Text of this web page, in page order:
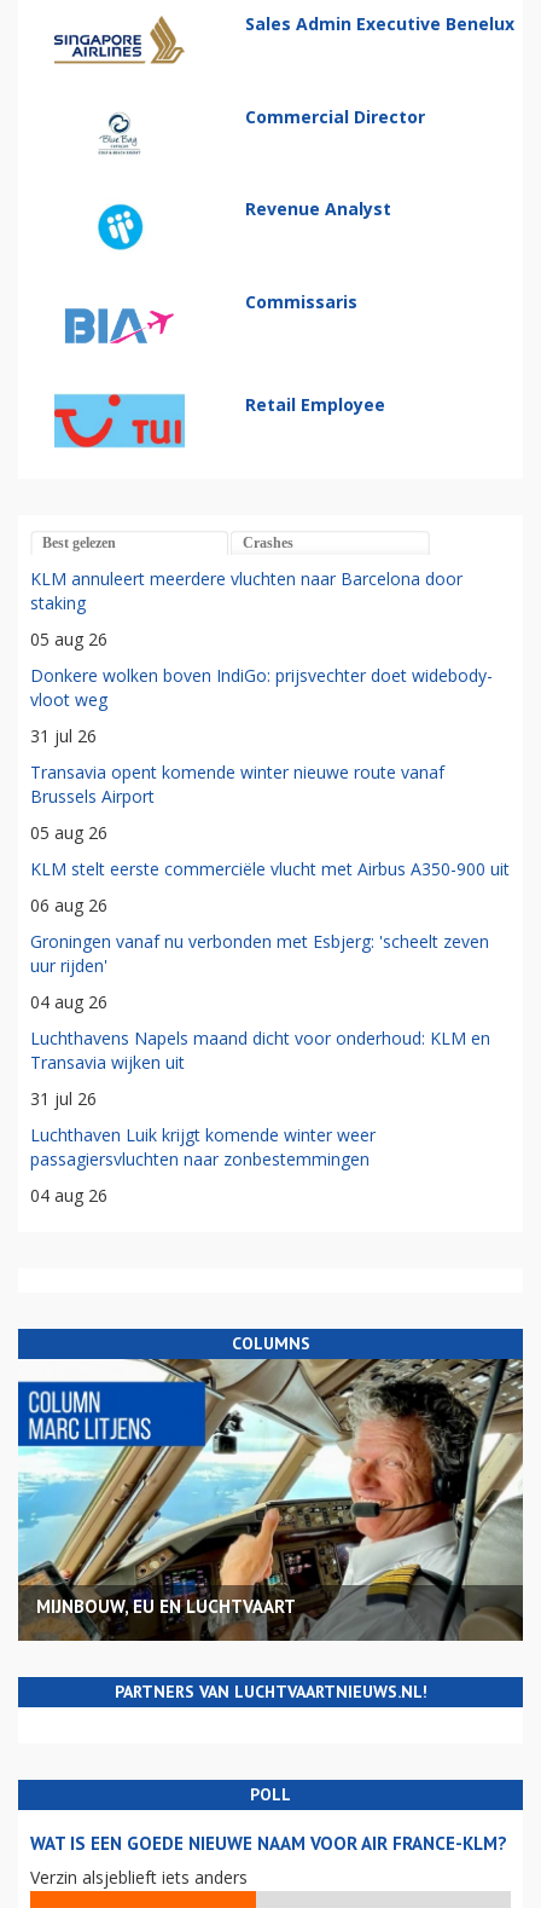
Sales Admin Executive Benelux
Commercial Director
Revenue Analyst
Commissaris
Retail Employee
Best gelezen Crashes
KLM annuleert meerdere vluchten naar Barcelona door
staking
05 aug 26
Donkere wolken boven IndiGo: prijsvechter doet widebody-
vloot weg
31 jul 26
Transavia opent komende winter nieuwe route vanaf
Brussels Airport
05 aug 26
KLM stelt eerste commerciële vlucht met Airbus A350-900 uit
06 aug 26
Groningen vanaf nu verbonden met Esbjerg: 'scheelt zeven
uur rijden'
04 aug 26
Luchthavens Napels maand dicht voor onderhoud: KLM en
Transavia wijken uit
31 jul 26
Luchthaven Luik krijgt komende winter weer
passagiersvluchten naar zonbestemmingen
04 aug 26
COLUMNS
MIJNBOUW, EU EN LUCHTVAART
PARTNERS VAN LUCHTVAARTNIEUWS.NL!
POLL
WAT IS EEN GOEDE NIEUWE NAAM VOOR AIR FRANCE-KLM?
Verzin alsjeblieft iets anders